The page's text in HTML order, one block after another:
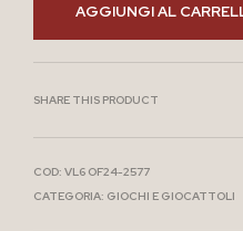
AGGIUNGI AL
SHARE THIS PRODUCT
COD: VL6 OF24-2577
CATEGORIA: GIOCHI E GIOCATTOLI